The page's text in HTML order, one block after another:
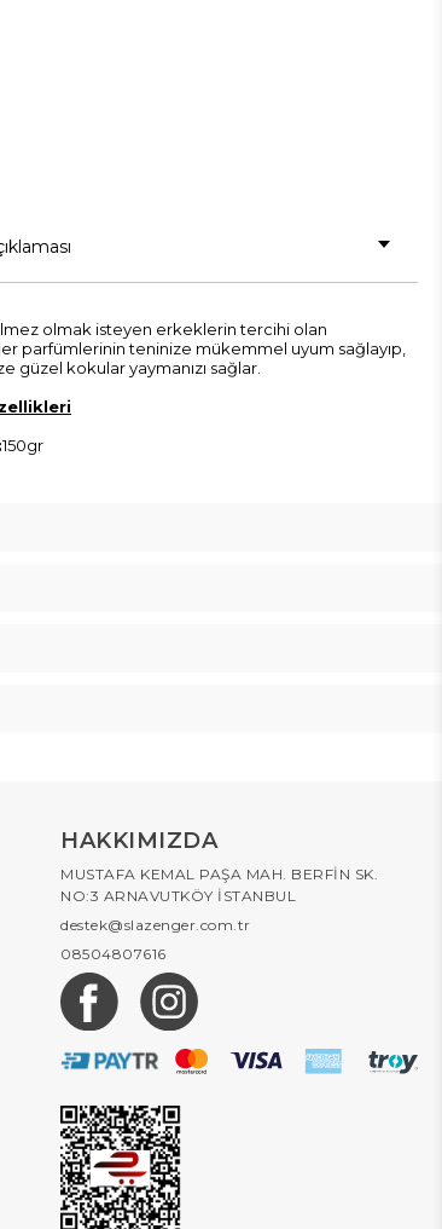
olmak isteyen erkeklerin tercihi olan
parfümlerinin teninize mükemmel uyum sağlayıp,
güzel kokular yaymanızı sağlar.
150gr
HAKKIMIZDA
MUSTAFA KEMAL PAŞA MAH. BERFİN SK.
NO:3 ARNAVUTKÖY İSTANBUL
destek@slazenger.com.tr
08504807616